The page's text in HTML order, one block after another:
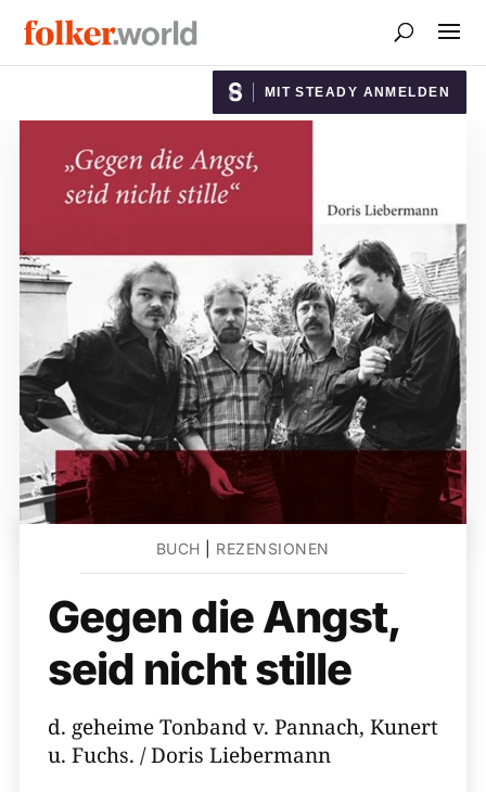
MIT STEADY ANMELDEN
BUCH REZENSIONEN
Gegen die Angst,
seid nicht stille
d. geheime Tonband v. Pannach, Kunert
u. Fuchs. / Doris Liebermann